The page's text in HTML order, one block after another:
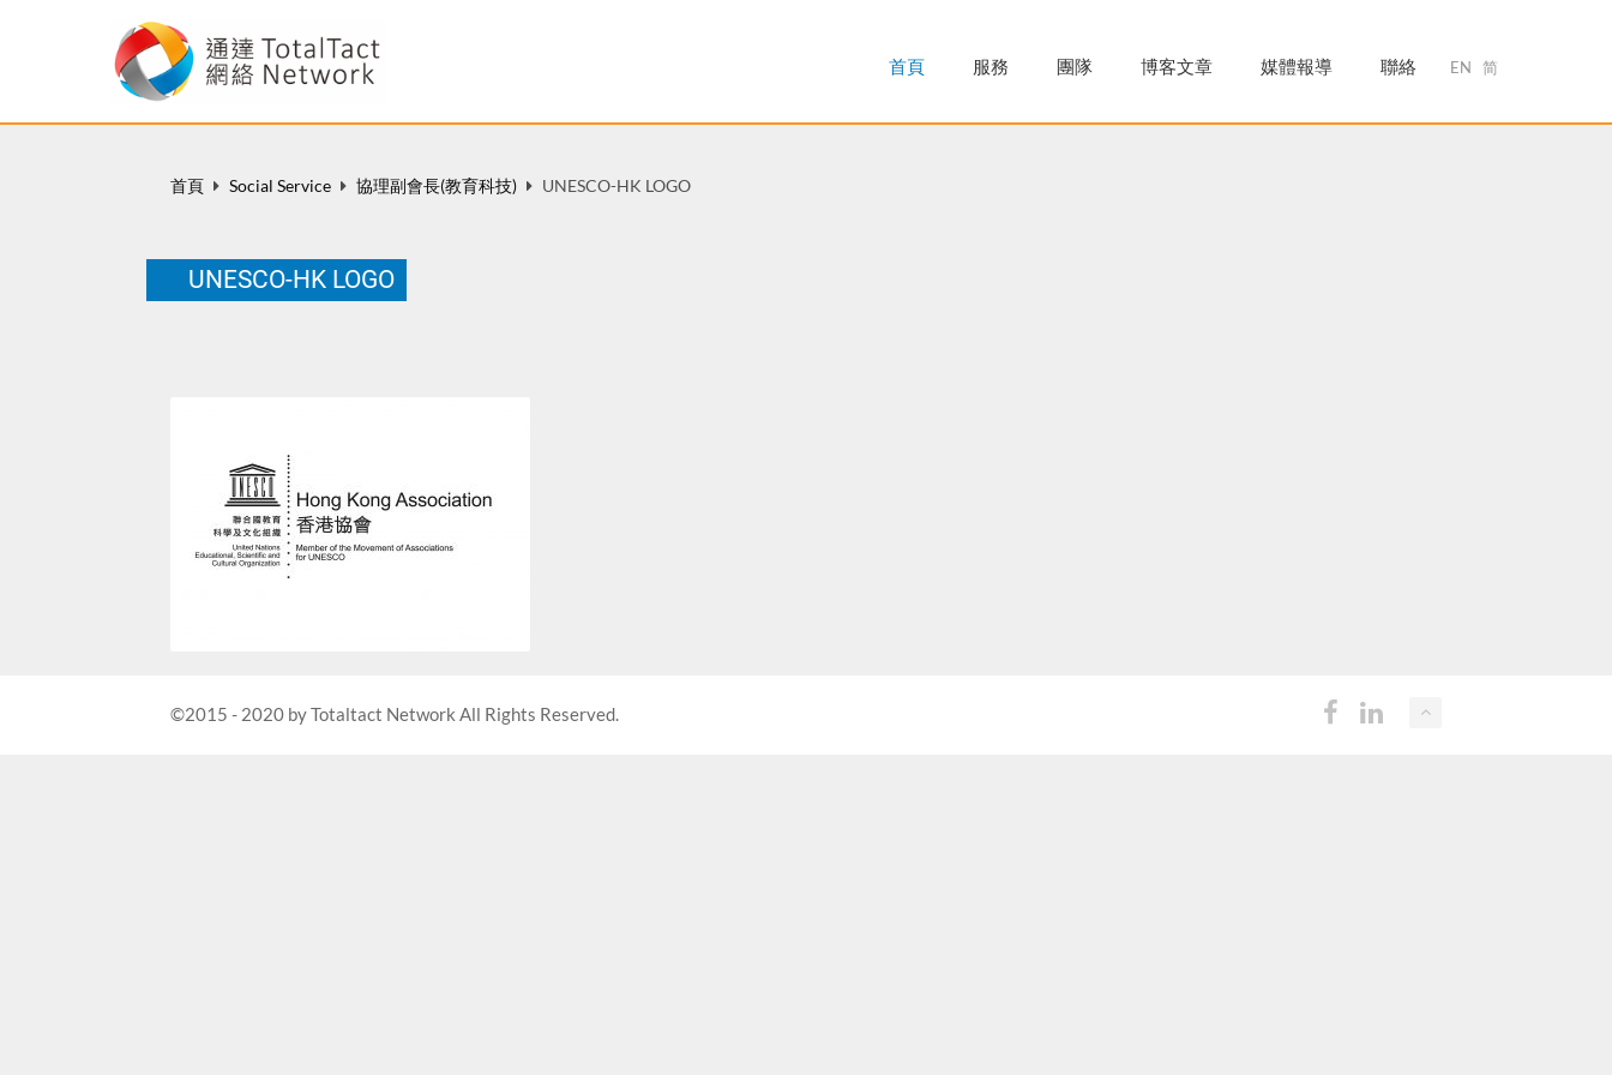
EN 简
首頁 服務 團隊 博客文章 媒體報導 聯絡
首頁 Social Service 協理副會長(教育科技) UNESCO-HK LOGO
UNESCO-HK LOGO
©2015 - 2020 by Totaltact Network All Rights Reserved.